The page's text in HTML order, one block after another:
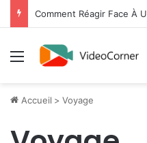
Menu
Accueil > Voyage